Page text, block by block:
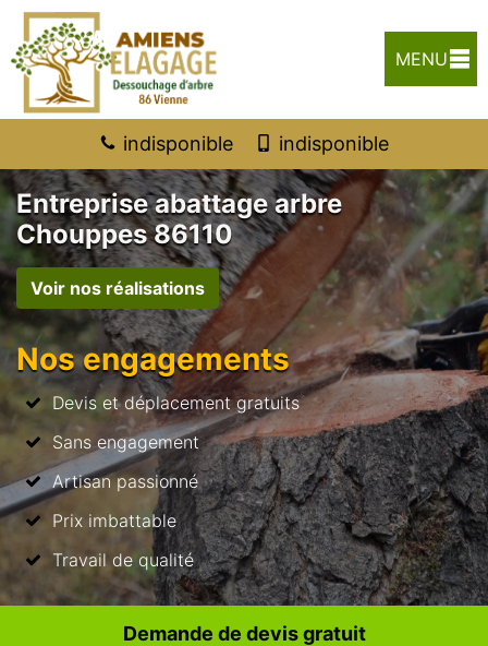
MENU
indisponible indisponible
Entreprise abattage arbre
Chouppes 86110
Voir nos réalisations
Nos engagements
Devis et déplacement gratuits
Sans engagement
Artisan passionné
Prix imbattable
Travail de qualité
Demande de devis gratuit